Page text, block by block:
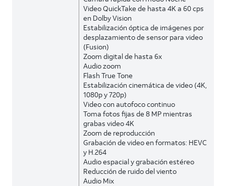
Video QuickTake de hasta 4K a 60 cps
en Dolby Vision
Estabilización óptica de imágenes por
desplazamiento de sensor para video
(Fusion)
Zoom digital de hasta 6x
Audio zoom
Flash True Tone
Estabilización cinemática de video (4K,
1080p y 720p)
Video con autofoco continuo
Toma fotos fijas de 8 MP mientras
grabas video 4K
Zoom de reproducción
Grabación de video en formatos: HEVC
y H.264
Audio espacial y grabación estéreo
Reducción de ruido del viento
Audio Mix